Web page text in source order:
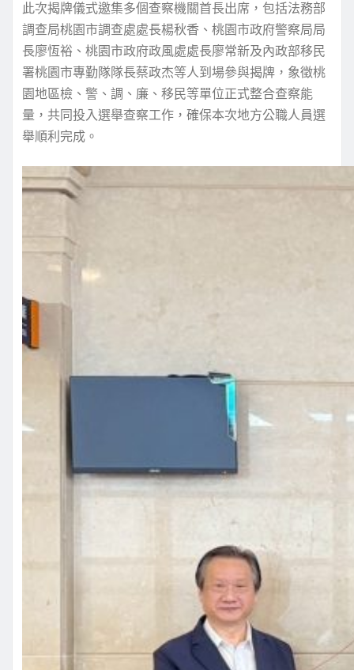
此次揭牌儀式邀集多個查察機關首長出席，包括法務部
調查局桃園市調查處處長楊秋香、桃園市政府警察局局
長廖恆裕、桃園市政府政風處處長廖常新及內政部移民
署桃園市專勤隊隊長蔡政杰等人到場參與揭牌，象徵桃
園地區檢、警、調、廉、移民等單位正式整合查察能
量，共同投入選舉查察工作，確保本次地方公職人員選
舉順利完成。